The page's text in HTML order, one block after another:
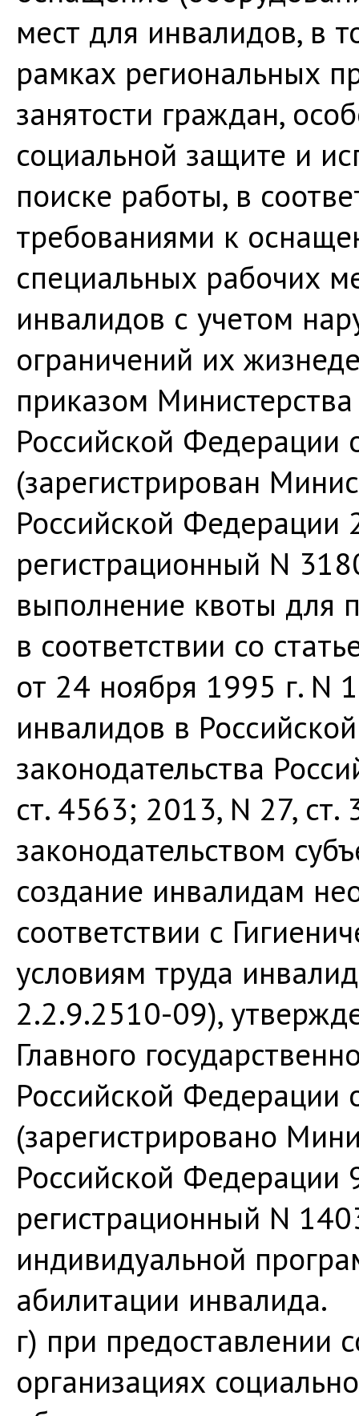
мест для инвалидов, в
рамках региональных
занятости граждан,
социальной защите и
поиске работы, в
требованиями к
специальных рабочих
инвалидов с учетом
ограничений их
приказом
Российской Федерации
(зарегистрирован
Российской Федерации
регистрационный N
выполнение квоты для
в соответствии со
от 24 ноября 1995 г. N
инвалидов в
законодательства
ст. 4563; 2013, N 27,
законодательством
создание инвалидам
соответствии с
условиям труда
2.2.9.2510-09),
Главного
Российской Федерации
(зарегистрировано
Российской Федерации
регистрационный N
индивидуальной
абилитации инвалида.
г) при предоставлении
организациях